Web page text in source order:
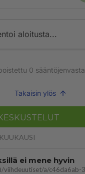
aloitusta...
0
Takaisin ylös
KUUKAUSI
ei mene hyvin